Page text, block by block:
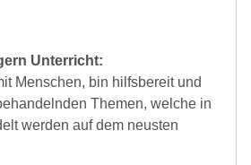
Unterricht:
Menschen, bin hilfsbereit und
Themen, welche in
werden auf dem neusten